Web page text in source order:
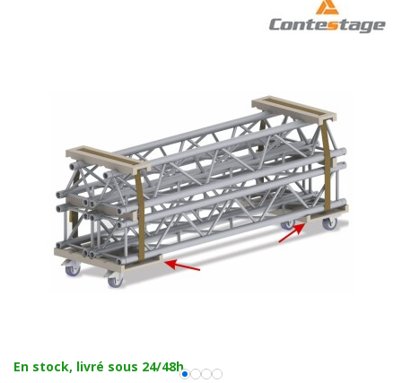
En stock, livré sous 24/48h